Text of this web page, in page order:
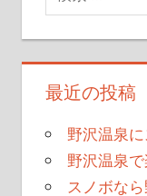
ビ
ゲ
ー
シ
ョ
最近の投稿
野沢温泉
野沢温泉
スノボな